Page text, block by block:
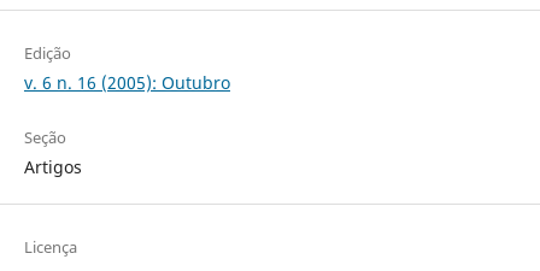
Edição
v. 6 n. 16 (2005): Outubro
Seção
Artigos
Licença